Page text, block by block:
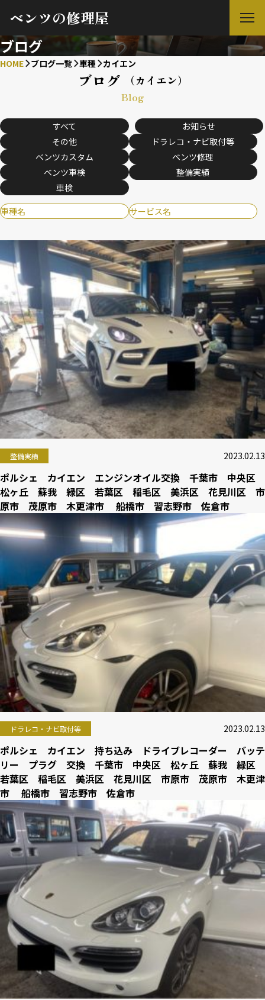
ベンツの修理屋
ブログ
HOME ブログ一覧 車種 カイエン
ブログ （カイエン）
Blog
すべて
お知らせ
その他
ドラレコ・ナビ取付等
ベンツカスタム
ベンツ修理
ベンツ車検
整備実績
車検
整備実績 2023.02.13
ポルシェ カイエン エンジンオイル交換 千葉市 中央区
松ヶ丘 蘇我 緑区 若葉区 稲毛区 美浜区 花見川区 市
原市 茂原市 木更津市 船橋市 習志野市 佐倉市
ドラレコ・ナビ取付等 2023.02.13
ポルシェ カイエン 持ち込み ドライブレコーダー バッテ
リー プラグ 交換 千葉市 中央区 松ヶ丘 蘇我 緑区
若葉区 稲毛区 美浜区 花見川区 市原市 茂原市 木更津
市 船橋市 習志野市 佐倉市